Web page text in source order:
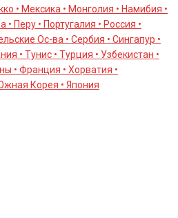
• Мексика • Монголия • Намибия •
Перу • Португалия • Россия •
Оc-ва • Сербия • Сингапур •
• Тунис • Турция • Узбекистан •
• Франция • Хорватия •
Корея • Япония